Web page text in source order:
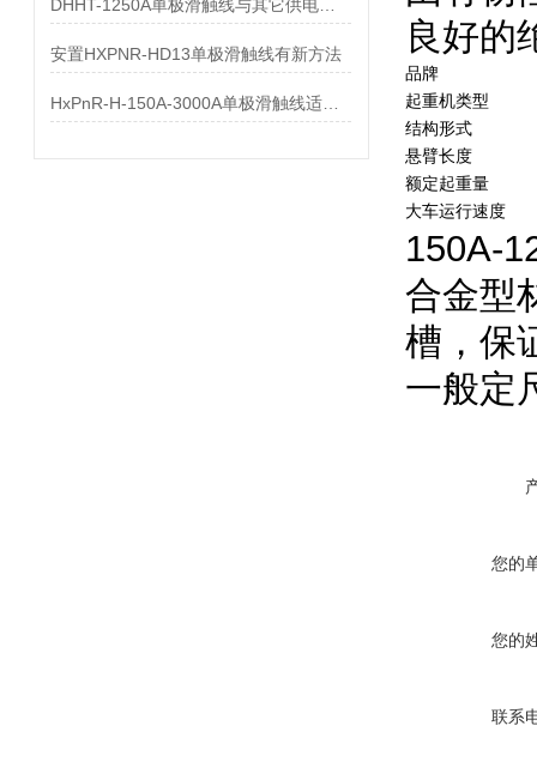
安置HXPNR-HD13单极滑触线有新方法
良好的
品牌
起重机类型
结构形式
悬臂长度
额定起重量
大车运行速度
150A-
合金型
槽，保
一般定
您的
您的
联系